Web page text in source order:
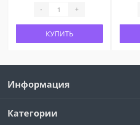
- +
КУПИТЬ
Информация
Категории